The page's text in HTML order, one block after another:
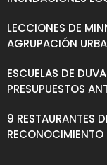
LECCIONES DE
AGRUPACIÓN
ESCUELAS DE
PRESUPUESTOS
9 RESTAURANTES
RECONOCIMIENTO